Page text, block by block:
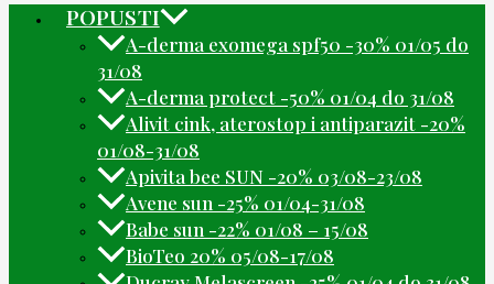
POPUSTI
A-derma exomega spf50 -30% 01/05 do
31/08
A-derma protect -50% 01/04 do 31/08
Alivit cink, aterostop i antiparazit -20%
01/08-31/08
Apivita bee SUN -20% 03/08-23/08
Avene sun -25% 01/04-31/08
Babe sun -22% 01/08 – 15/08
BioTeo 20% 05/08-17/08